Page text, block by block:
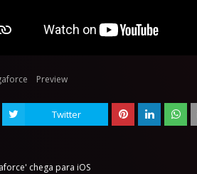
Preview
Twitter
chega para iOS